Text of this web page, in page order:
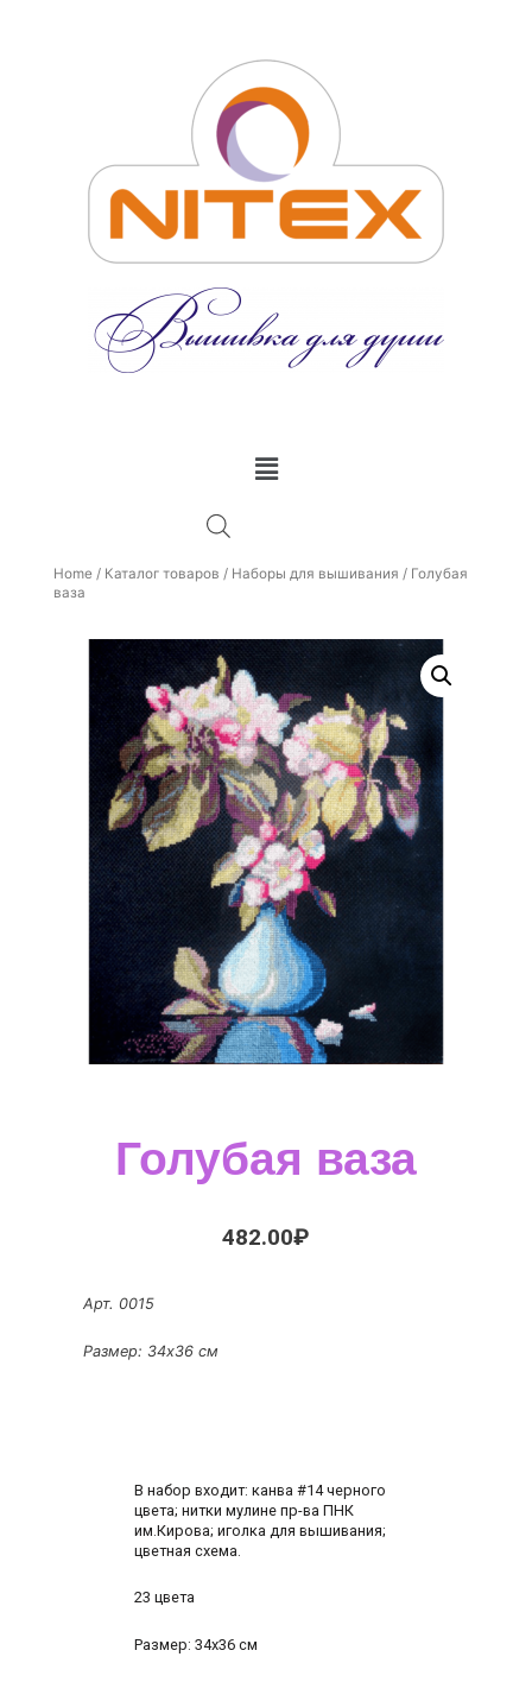
Home / Каталог товаров / Наборы для вышивания / Голубая
ваза
Голубая ваза
482.00₽
Арт. 0015
Размер: 34х36 см
В набор входит: канва #14 черного
цвета; нитки мулине пр-ва ПНК
им.Кирова; иголка для вышивания;
цветная схема.
23 цвета
Размер: 34х36 см